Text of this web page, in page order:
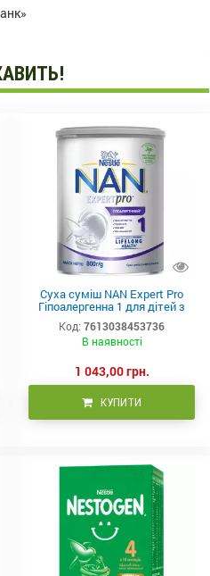
Суха суміш NAN Expert Pro
Гіпоалергенна 1 для дітей з
народження, 800 г
Код: 7613038453736
В наявності
1 043,00 грн.
КУПИТИ